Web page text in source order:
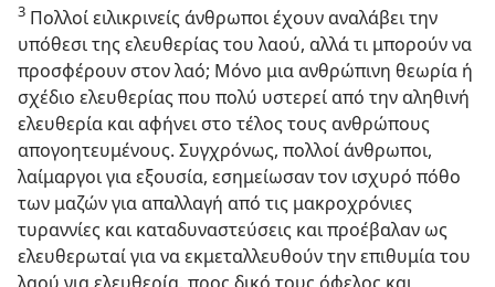
3 Πολλοί ειλικρινείς άνθρωποι έχουν αναλάβει την
υπόθεσι της ελευθερίας του λαού, αλλά τι μπορούν να
προσφέρουν στον λαό; Μόνο μια ανθρώπινη θεωρία ή
σχέδιο ελευθερίας που πολύ υστερεί από την αληθινή
ελευθερία και αφήνει στο τέλος τους ανθρώπους
απογοητευμένους. Συγχρόνως, πολλοί άνθρωποι,
λαίμαργοι για εξουσία, εσημείωσαν τον ισχυρό πόθο
των μαζών για απαλλαγή από τις μακροχρόνιες
τυραννίες και καταδυναστεύσεις και προέβαλαν ως
ελευθερωταί για να εκμεταλλευθούν την επιθυμία του